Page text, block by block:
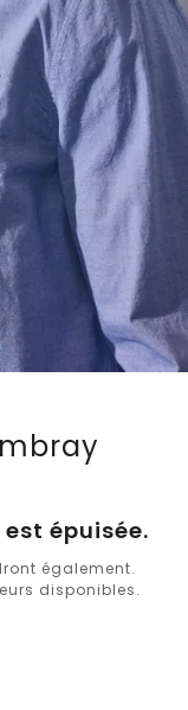
épuisée.
également.
disponibles.